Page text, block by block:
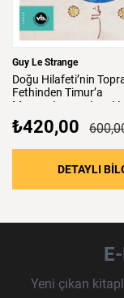
Guy Le Strange
Doğu Hilafeti’nin
Fethinden Timur’a
Mezopotamya,
Iran Ve
₺420,00
DETAYLI
Yeni çıkan